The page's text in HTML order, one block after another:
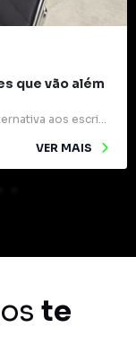
que vão além
O coworking deixou de ser apenas uma alternativa aos escritórios tradicionais e passou a ocupar um papel estratégico na forma como profissionais e empresas se relacionam. Mais do que mesas compartilhadas e internet rápida, esses espaços são verdadeiros pontos de encontro para ideias, experiências e oportunidades. Um dos grandes diferenciais do coworking é o networking […]
VER MAIS
te